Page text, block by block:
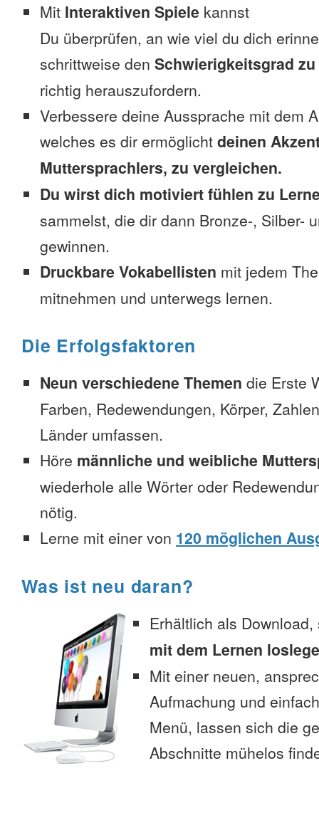
Mit Interaktiven Spiele kannst
Du überprüfen, an wie viel du dich
schrittweise den Schwierigkeitsgrad
richtig herauszufordern.
Verbessere deine Aussprache mit dem
welches es dir ermöglicht deinen
Muttersprachlers, zu vergleichen.
Du wirst dich motiviert fühlen zu
sammelst, die dir dann Bronze-, Silber-
gewinnen.
Druckbare Vokabellisten mit jedem
mitnehmen und unterwegs lernen.
Die Erfolgsfaktoren
Neun verschiedene Themen die Erste
Farben, Redewendungen, Körper,
Länder umfassen.
Höre männliche und weibliche
wiederhole alle Wörter oder
nötig.
Lerne mit einer von 120 möglichen
Was ist neu daran?
Erhältlich als
mit dem Lernen
Mit einer neuen,
Aufmachung und
Menü, lassen sich die
Abschnitte mühelos